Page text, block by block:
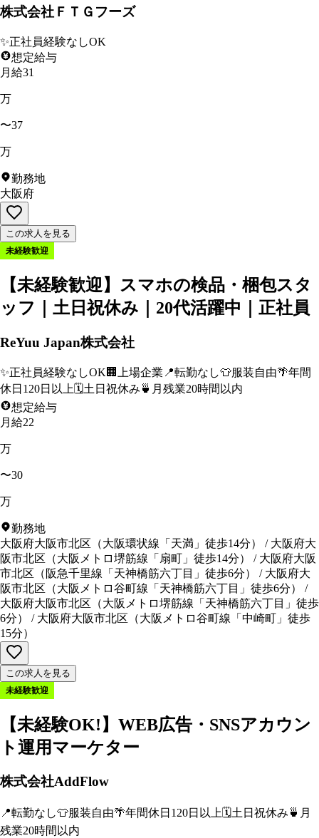
株式会社ＦＴＧフーズ
✨正社員経験なしOK
想定給与
月給31
万
〜37
万
勤務地
大阪府
この求人を見る
未経験歓迎
【未経験歓迎】スマホの検品・梱包スタ
ッフ｜土日祝休み｜20代活躍中｜正社員
ReYuu Japan株式会社
✨正社員経験なしOK 🏢 上場企業 📍転勤なし👕服装自由🌴年間
休日120日以上 🗓️土日祝休み 🍵 月残業20時間以内
想定給与
月給22
万
〜30
万
勤務地
大阪府大阪市北区 （大阪環状線「天満」徒歩14分） / 大阪府大
阪市北区 （大阪メトロ堺筋線「扇町」徒歩14分） / 大阪府大阪
市北区 （ 阪急千里線「天神橋筋六丁目」徒歩6分） / 大阪府大
阪市北区 （大阪メトロ谷町線「天神橋筋六丁目」徒歩6分）
/
大阪府大阪市北区 （大阪メトロ堺筋線「天神橋筋六丁目」徒歩
6分） / 大阪府大阪市北区 （大阪メトロ谷町線「中崎町」徒歩
15分）
この求人を見る
未経験歓迎
【未経験OK!】WEB広告・SNSアカウン
ト運用マーケター
株式会社AddFlow
📍転勤なし👕服装自由🌴年間休日120日以上 🗓️土日祝休み 🍵 月
残業20時間以内